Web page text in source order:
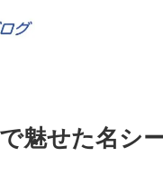
魅せた名シ